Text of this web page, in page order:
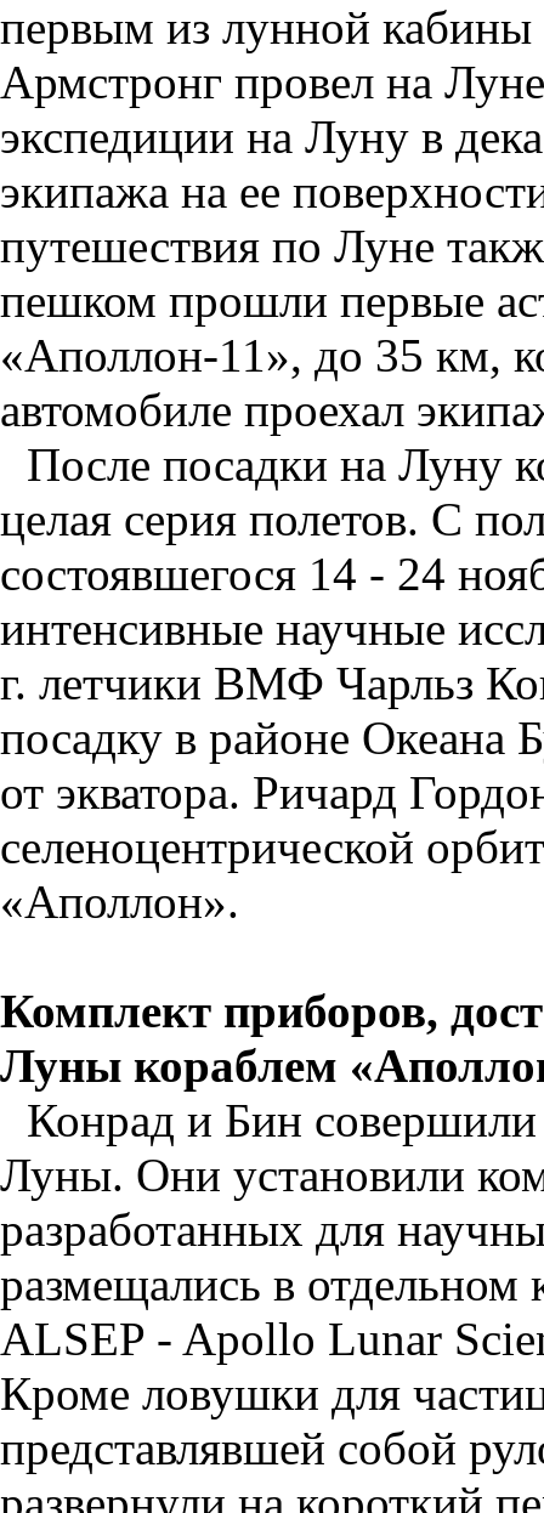
первым из лунной
Армстронг провел на
экспедиции на Луну в
экипажа на ее
путешествия по Луне
пешком прошли первые
«Аполлон-11», до 35 км,
автомобиле проехал
После посадки на Луну
целая серия полетов. С
состоявшегося 14 - 24
интенсивные научные
г. летчики ВМФ Чарльз
посадку в районе Океана
от экватора. Ричард
селеноцентрической
«Аполлон».
Комплект приборов,
Луны кораблем
Конрад и Бин совершили
Луны. Они установили
разработанных для
размещались в
ALSEP - Apollo Lunar
Кроме ловушки для
представлявшей собой